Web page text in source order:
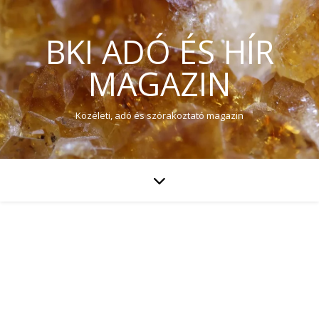
BKI ADÓ ÉS HÍR
MAGAZIN
Közéleti, adó és szórakoztató magazin